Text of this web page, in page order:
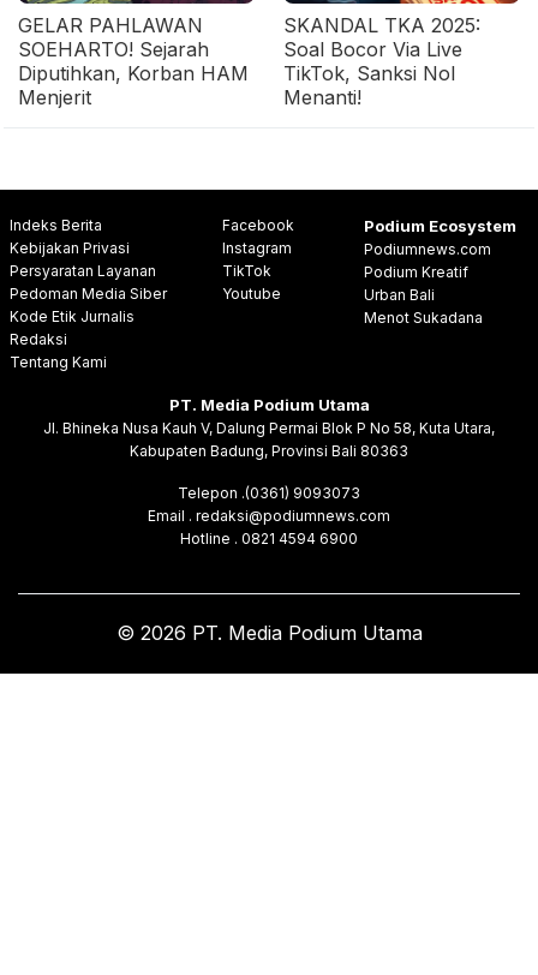
GELAR PAHLAWAN
SOEHARTO! Sejarah
Diputihkan, Korban HAM
Menjerit
SKANDAL TKA 2025:
Soal Bocor Via Live
TikTok, Sanksi Nol
Menanti!
Indeks Berita
Kebijakan Privasi
Persyaratan Layanan
Pedoman Media Siber
Kode Etik Jurnalis
Redaksi
Tentang Kami
Facebook
Instagram
TikTok
Youtube
Podium Ecosystem
Podiumnews.com
Podium Kreatif
Urban Bali
Menot Sukadana
PT. Media Podium Utama
Jl. Bhineka Nusa Kauh V, Dalung Permai Blok P No 58, Kuta Utara,
Kabupaten Badung, Provinsi Bali 80363
Telepon .(0361) 9093073
Email . redaksi@podiumnews.com
Hotline . 0821 4594 6900
© 2026 PT. Media Podium Utama